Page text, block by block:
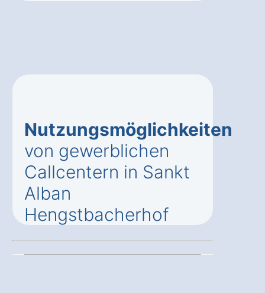
Nutzungsmöglichkeiten
von gewerblichen
Callcentern in Sankt
Alban
Hengstbacherhof